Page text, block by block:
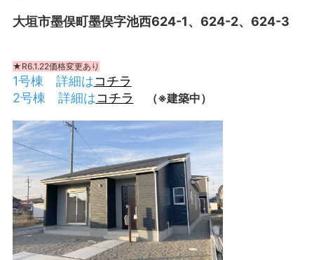
大垣市墨俣町墨俣字池西624-1、624-2、624-3
★R6.1.22価格変更あり
1号棟 詳細はコチラ
2号棟 詳細はコチラ （※建築中）